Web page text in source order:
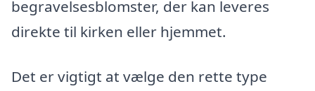
begravelsesblomster, der kan leveres
direkte til kirken eller hjemmet.
Det er vigtigt at vælge den rette type